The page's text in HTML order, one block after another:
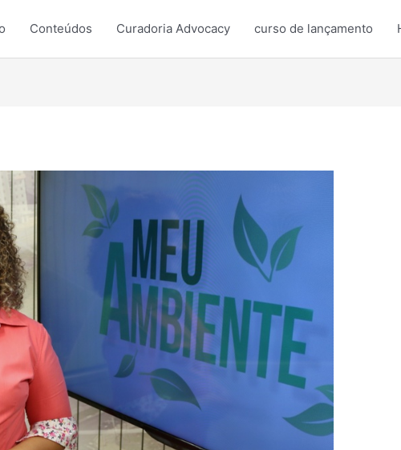
Conteúdos Curadoria Advocacy curso de lançamento